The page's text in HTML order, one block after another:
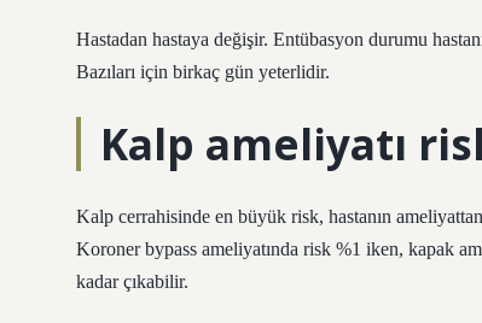
Hastadan hastaya değişir. Entübasyon durumu
Bazıları için birkaç gün yeterlidir.
Kalp ameliyatı
Kalp cerrahisinde en büyük risk, hastanın
Koroner bypass ameliyatında risk %1 iken, kapak
kadar çıkabilir.